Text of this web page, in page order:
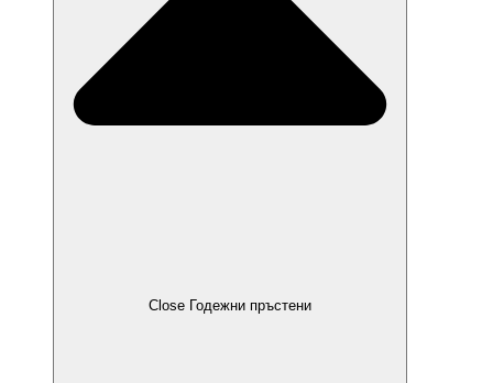
Close Годежни пръстени